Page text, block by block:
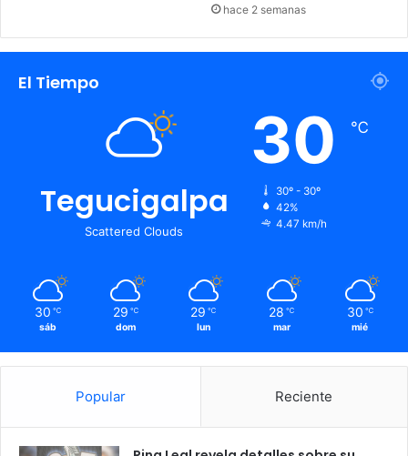
hace 2 semanas
El Tiempo
Tegucigalpa
Scattered Clouds
30 ℃
30º - 30º
42%
4.47 km/h
30 ℃
sáb
29 ℃
dom
29 ℃
lun
28 ℃
mar
30 ℃
mié
Popular Reciente